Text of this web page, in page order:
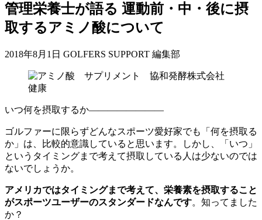
管理栄養士が語る 運動前・中・後に摂
取するアミノ酸について
2018年8月1日 GOLFERS SUPPORT 編集部
健康
いつ何を摂取するか――――――――
ゴルファーに限らずどんなスポーツ愛好家でも「何を摂取る
か」は、比較的意識していると思います。しかし、「いつ」
というタイミングまで考えて摂取している人は少ないのでは
ないでしょうか。
アメリカではタイミングまで考えて、栄養素を摂取すること
がスポーツユーザーのスタンダードなんです。知ってました
か？